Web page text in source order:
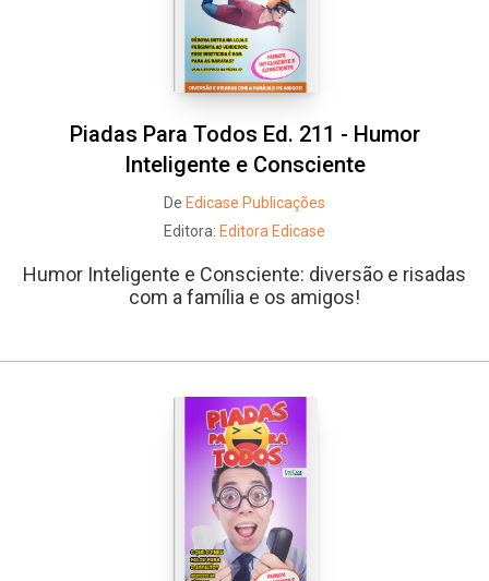
Piadas Para Todos Ed. 211 - Humor
Inteligente e Consciente
De Edicase Publicações
Editora: Editora Edicase
Humor Inteligente e Consciente: diversão e risadas
com a família e os amigos!